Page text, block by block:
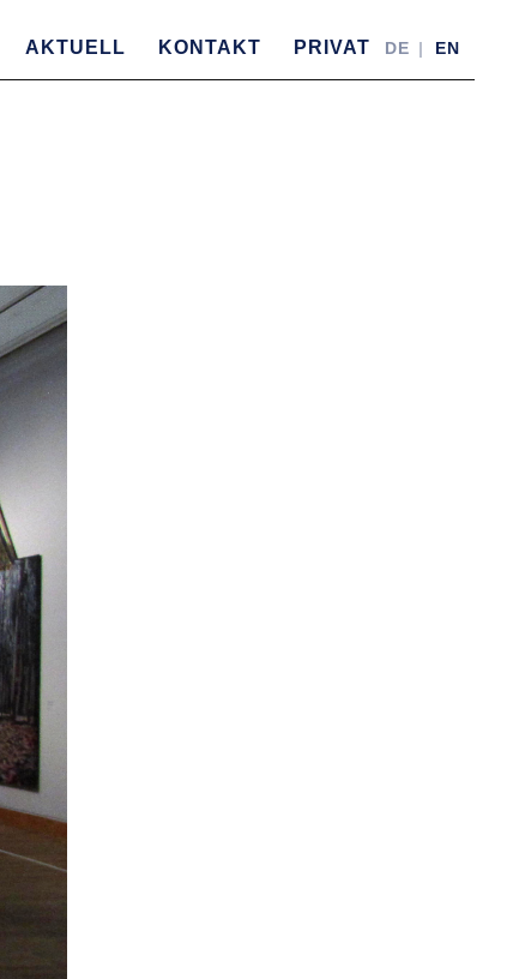
DE EN
AKTUELL KONTAKT PRIVAT